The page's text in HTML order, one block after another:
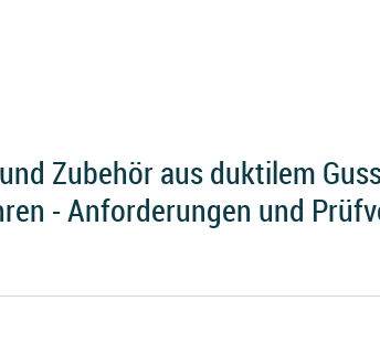
Zubehör aus duktilem
- Anforderungen und